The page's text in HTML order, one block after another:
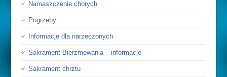
Namaszczenie chorych
Pogrzeby
Informacje dla narzeczonych
Sakrament Bierzmowania – informacje
Sakrament chrztu